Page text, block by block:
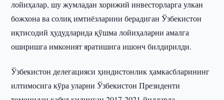
лойиҳалар, шу жумладан хорижий инвесторларга улкан
божхона ва солиқ имтиёзларини берадиган Ўзбекистон
иқтисодий ҳудудларида қўшма лойиҳаларни амалга
оширишга имконият яратишига ишонч билдирилди.
Ўзбекистон делегацияси ҳиндистонлик ҳамкасбларининг
илтимосига кўра уларни Ўзбекистон Президенти